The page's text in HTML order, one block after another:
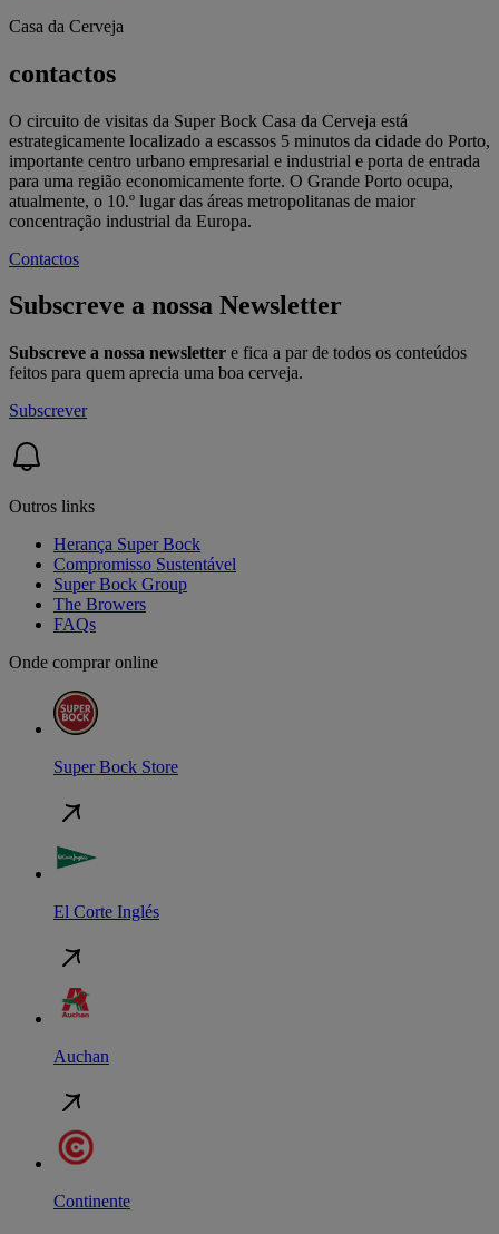
Casa da Cerveja
contactos
O circuito de visitas da Super Bock Casa da Cerveja está
estrategicamente localizado a escassos 5 minutos da cidade do Porto,
importante centro urbano empresarial e industrial e porta de entrada
para uma região economicamente forte. O Grande Porto ocupa,
atualmente, o 10.º lugar das áreas metropolitanas de maior
concentração industrial da Europa.
Contactos
Subscreve a nossa Newsletter
Subscreve a nossa newsletter e fica a par de todos os conteúdos
feitos para quem aprecia uma boa cerveja.
Subscrever
Outros links
Herança Super Bock
Compromisso Sustentável
Super Bock Group
The Browers
FAQs
Onde comprar online
Super Bock Store
El Corte Inglés
Auchan
Continente